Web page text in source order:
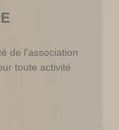
de l'association
toute activité